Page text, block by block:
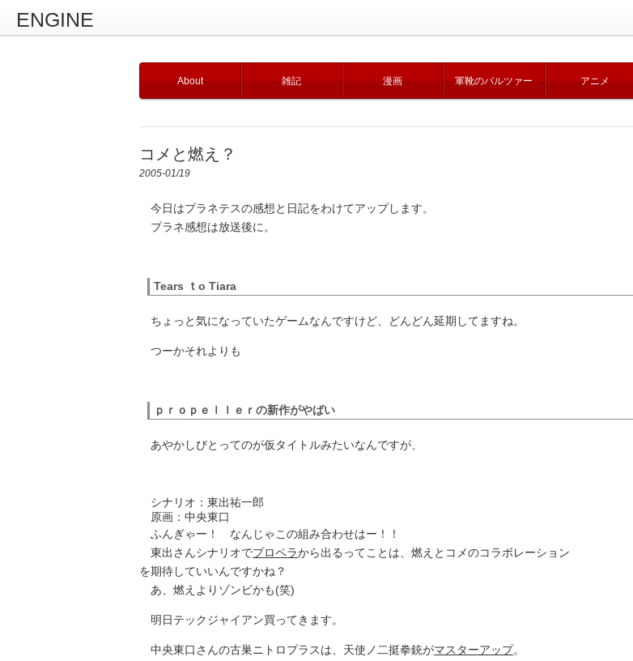
ENGINE
About 雑記 漫画 軍靴のバルツァー アニメ
コメと燃え？
2005-01/19
今日はプラネテスの感想と日記をわけてアップします。
プラネ感想は放送後に。
Tears ｔo Tiara
ちょっと気になっていたゲームなんですけど、どんどん延期してますね。
つーかそれよりも
ｐｒｏｐｅｌｌｅｒの新作がやばい
あやかしびとってのが仮タイトルみたいなんですが、
シナリオ：東出祐一郎
原画：中央東口
ふんぎゃー！ なんじゃこの組み合わせはー！！
東出さんシナリオでプロペラから出るってことは、燃えとコメのコラボレーション
を期待していいんですかね？
あ、燃えよりゾンビかも(笑)
明日テックジャイアン買ってきます。
中央東口さんの古巣ニトロプラスは、天使ノ二挺拳銃がマスターアップ。